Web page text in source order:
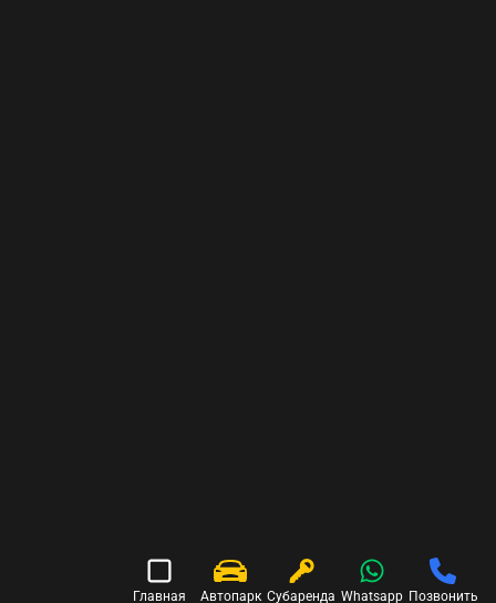
Главная Автопарк Субаренда Whatsapp Позвонить